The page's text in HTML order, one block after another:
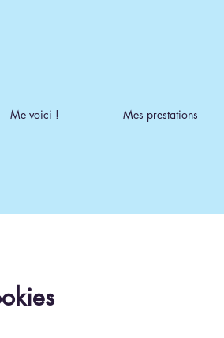
Me voici ! Mes prestations